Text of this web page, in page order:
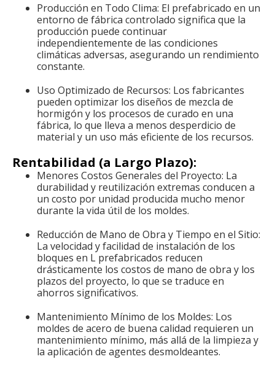
Producción en Todo Clima: El prefabricado en un
entorno de fábrica controlado significa que la
producción puede continuar
independientemente de las condiciones
climáticas adversas, asegurando un rendimiento
constante.
Uso Optimizado de Recursos: Los fabricantes
pueden optimizar los diseños de mezcla de
hormigón y los procesos de curado en una
fábrica, lo que lleva a menos desperdicio de
material y un uso más eficiente de los recursos.
Rentabilidad (a Largo Plazo):
Menores Costos Generales del Proyecto: La
durabilidad y reutilización extremas conducen a
un costo por unidad producida mucho menor
durante la vida útil de los moldes.
Reducción de Mano de Obra y Tiempo en el Sitio:
La velocidad y facilidad de instalación de los
bloques en L prefabricados reducen
drásticamente los costos de mano de obra y los
plazos del proyecto, lo que se traduce en
ahorros significativos.
Mantenimiento Mínimo de los Moldes: Los
moldes de acero de buena calidad requieren un
mantenimiento mínimo, más allá de la limpieza y
la aplicación de agentes desmoldeantes.